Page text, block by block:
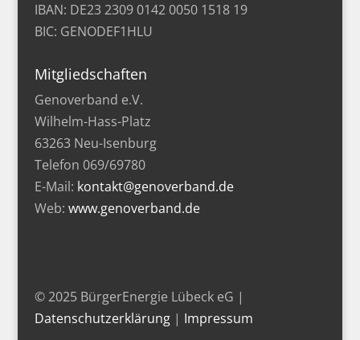
IBAN: DE23 2309 0142 0050 1518 19
BIC: GENODEF1HLU
Mitgliedschaften
Genoverband e.V.
Wilhelm-Hass-Platz
63263 Neu-Isenburg
Telefon 069/69780
E-Mail: kontakt@genoverband.de
Web: www.genoverband.de
© 2025 BürgerEnergie Lübeck eG |
Datenschutzerklärung| Impressum